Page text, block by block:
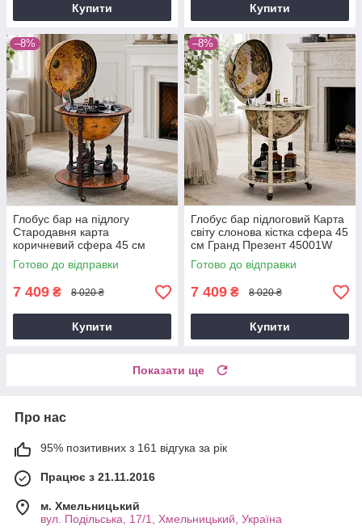
Купити Купити
–8%
Глобус бар на підлогу
Стародавня карта
коричневий сфера 45 см
Гранд Презент 45001R
Готово до відправки
7 409 ₴ 8 020 ₴
Купити
–8%
Глобус бар підлоговий Карта
світу слонова кістка сфера 45
см Гранд Презент 45001W
Готово до відправки
7 409 ₴ 8 020 ₴
Купити
Показати ще
Про нас
95% позитивних з 161 відгука за рік
Працює з 21.11.2016
м. Хмельницький
вул. Подільська, 17/1, Хмельницький, Україна